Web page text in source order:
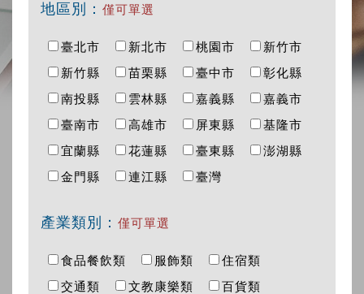
地區別： 僅可單選
臺北市 新北市 桃園市
新竹市
新竹縣
苗栗縣 臺中市
彰化縣
南投縣
雲林縣 嘉義縣
嘉義市
臺南市
高雄市 屏東縣
基隆市
宜蘭縣
花蓮縣 臺東縣
澎湖縣
金門縣
連江縣 臺灣
產業類別： 僅可單選
食品餐飲類 服飾類
住宿類
交通類
文教康樂類
百貨類